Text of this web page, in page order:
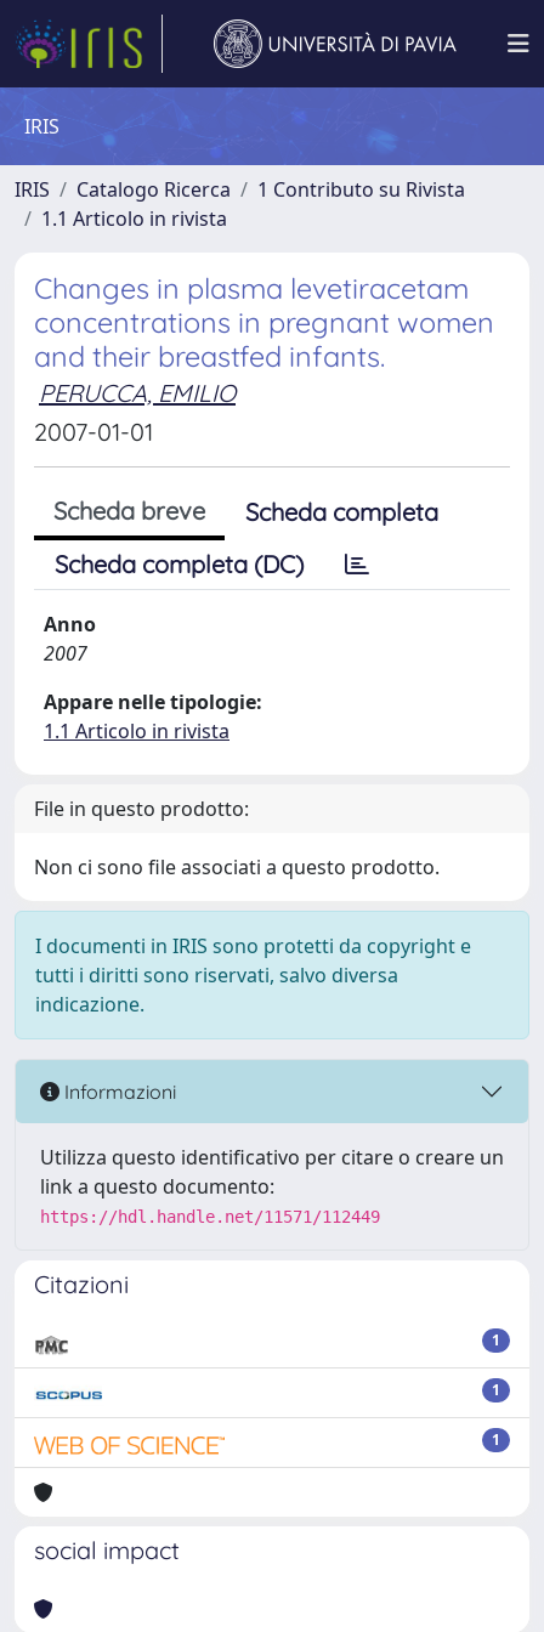
IRIS
IRIS Catalogo Ricerca
1 Contributo su Rivista
1.1 Articolo in rivista
Changes in plasma levetiracetam
concentrations in pregnant women
and their breastfed infants.
PERUCCA, EMILIO
2007-01-01
Scheda breve
Scheda completa
Scheda completa (DC)
Anno
2007
Appare nelle tipologie:
1.1 Articolo in rivista
File in questo prodotto:
Non ci sono file associati a questo prodotto.
I documenti in IRIS sono protetti da copyright e
tutti i diritti sono riservati, salvo diversa
indicazione.
Informazioni
Utilizza questo identificativo per citare o creare un
link a questo documento:
https://hdl.handle.net/11571/112449
Citazioni
1
1
1
social impact